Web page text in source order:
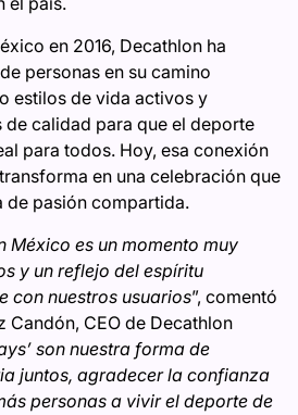
en 2016, Decathlon ha
personas en su camino
estilos de vida activos y
calidad para que el deporte
para todos. Hoy, esa conexión
en una celebración que
de pasión compartida.
México es un momento muy
y un reflejo del espíritu
con nuestros usuarios”, comentó
Candón, CEO de Decathlon
son nuestra forma de
juntos, agradecer la confianza
personas a vivir el deporte de